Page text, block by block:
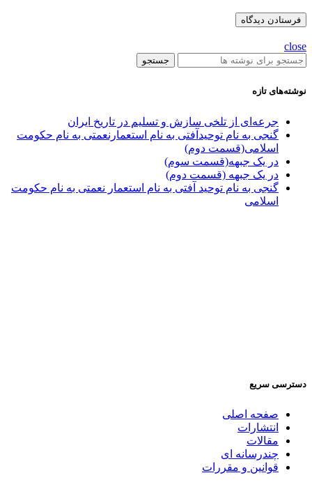
close
جستجو
نوشته‌های تازه
جرعه‌ای از تلخی سازش و تسلیم در تاریخ ایران
گنجی به نام توحیدآفتی به نام استعمارنعمتی به نام حکومت
اسلامی(قسمت دوم)
در یک جبهه(قسمت سوم)
در یک جبهه (قسمت دوم)
گنجی به نام توحید آفتی به نام استعمار نعمتی به نام حکومت
اسلامی
دسترسی سریع
صفحه اصلی
انتشارات
مقالات
چندرسانه ای
قوانین و مقررات